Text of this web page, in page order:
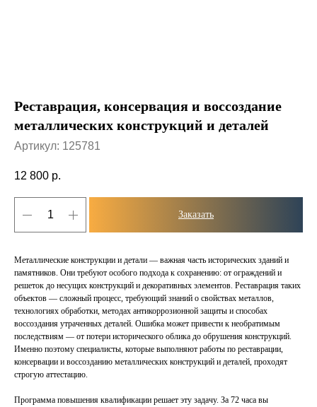
Реставрация, консервация и воссоздание
металлических конструкций и деталей
Артикул: 125781
12 800 р.
Заказать
Металлические конструкции и детали — важная часть исторических зданий и
памятников. Они требуют особого подхода к сохранению: от ограждений и
решеток до несущих конструкций и декоративных элементов. Реставрация таких
объектов — сложный процесс, требующий знаний о свойствах металлов,
технологиях обработки, методах антикоррозионной защиты и способах
воссоздания утраченных деталей. Ошибка может привести к необратимым
последствиям — от потери исторического облика до обрушения конструкций.
Именно поэтому специалисты, которые выполняют работы по реставрации,
консервации и воссозданию металлических конструкций и деталей, проходят
строгую аттестацию.
Программа повышения квалификации решает эту задачу. За 72 часа вы